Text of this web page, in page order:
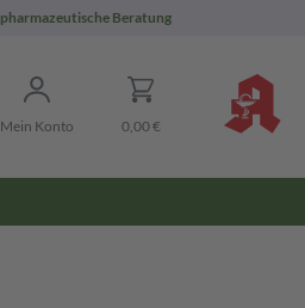
pharmazeutische Beratung
Mein Konto 0,00 €